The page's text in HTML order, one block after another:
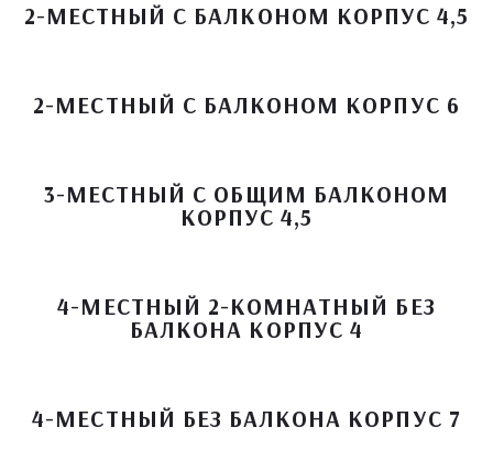
2-МЕСТНЫЙ С БАЛКОНОМ КОРПУС 4,5
2-МЕСТНЫЙ С БАЛКОНОМ КОРПУС 6
3-МЕСТНЫЙ С ОБЩИМ БАЛКОНОМ
КОРПУС 4,5
4-МЕСТНЫЙ 2-КОМНАТНЫЙ БЕЗ
БАЛКОНА КОРПУС 4
4-МЕСТНЫЙ БЕЗ БАЛКОНА КОРПУС 7